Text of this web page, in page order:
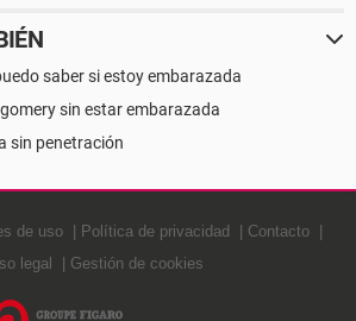
saber si estoy embarazada
sin estar embarazada
sin penetración
de uso Política de privacidad
Contacto
legal
Gestión de cookies